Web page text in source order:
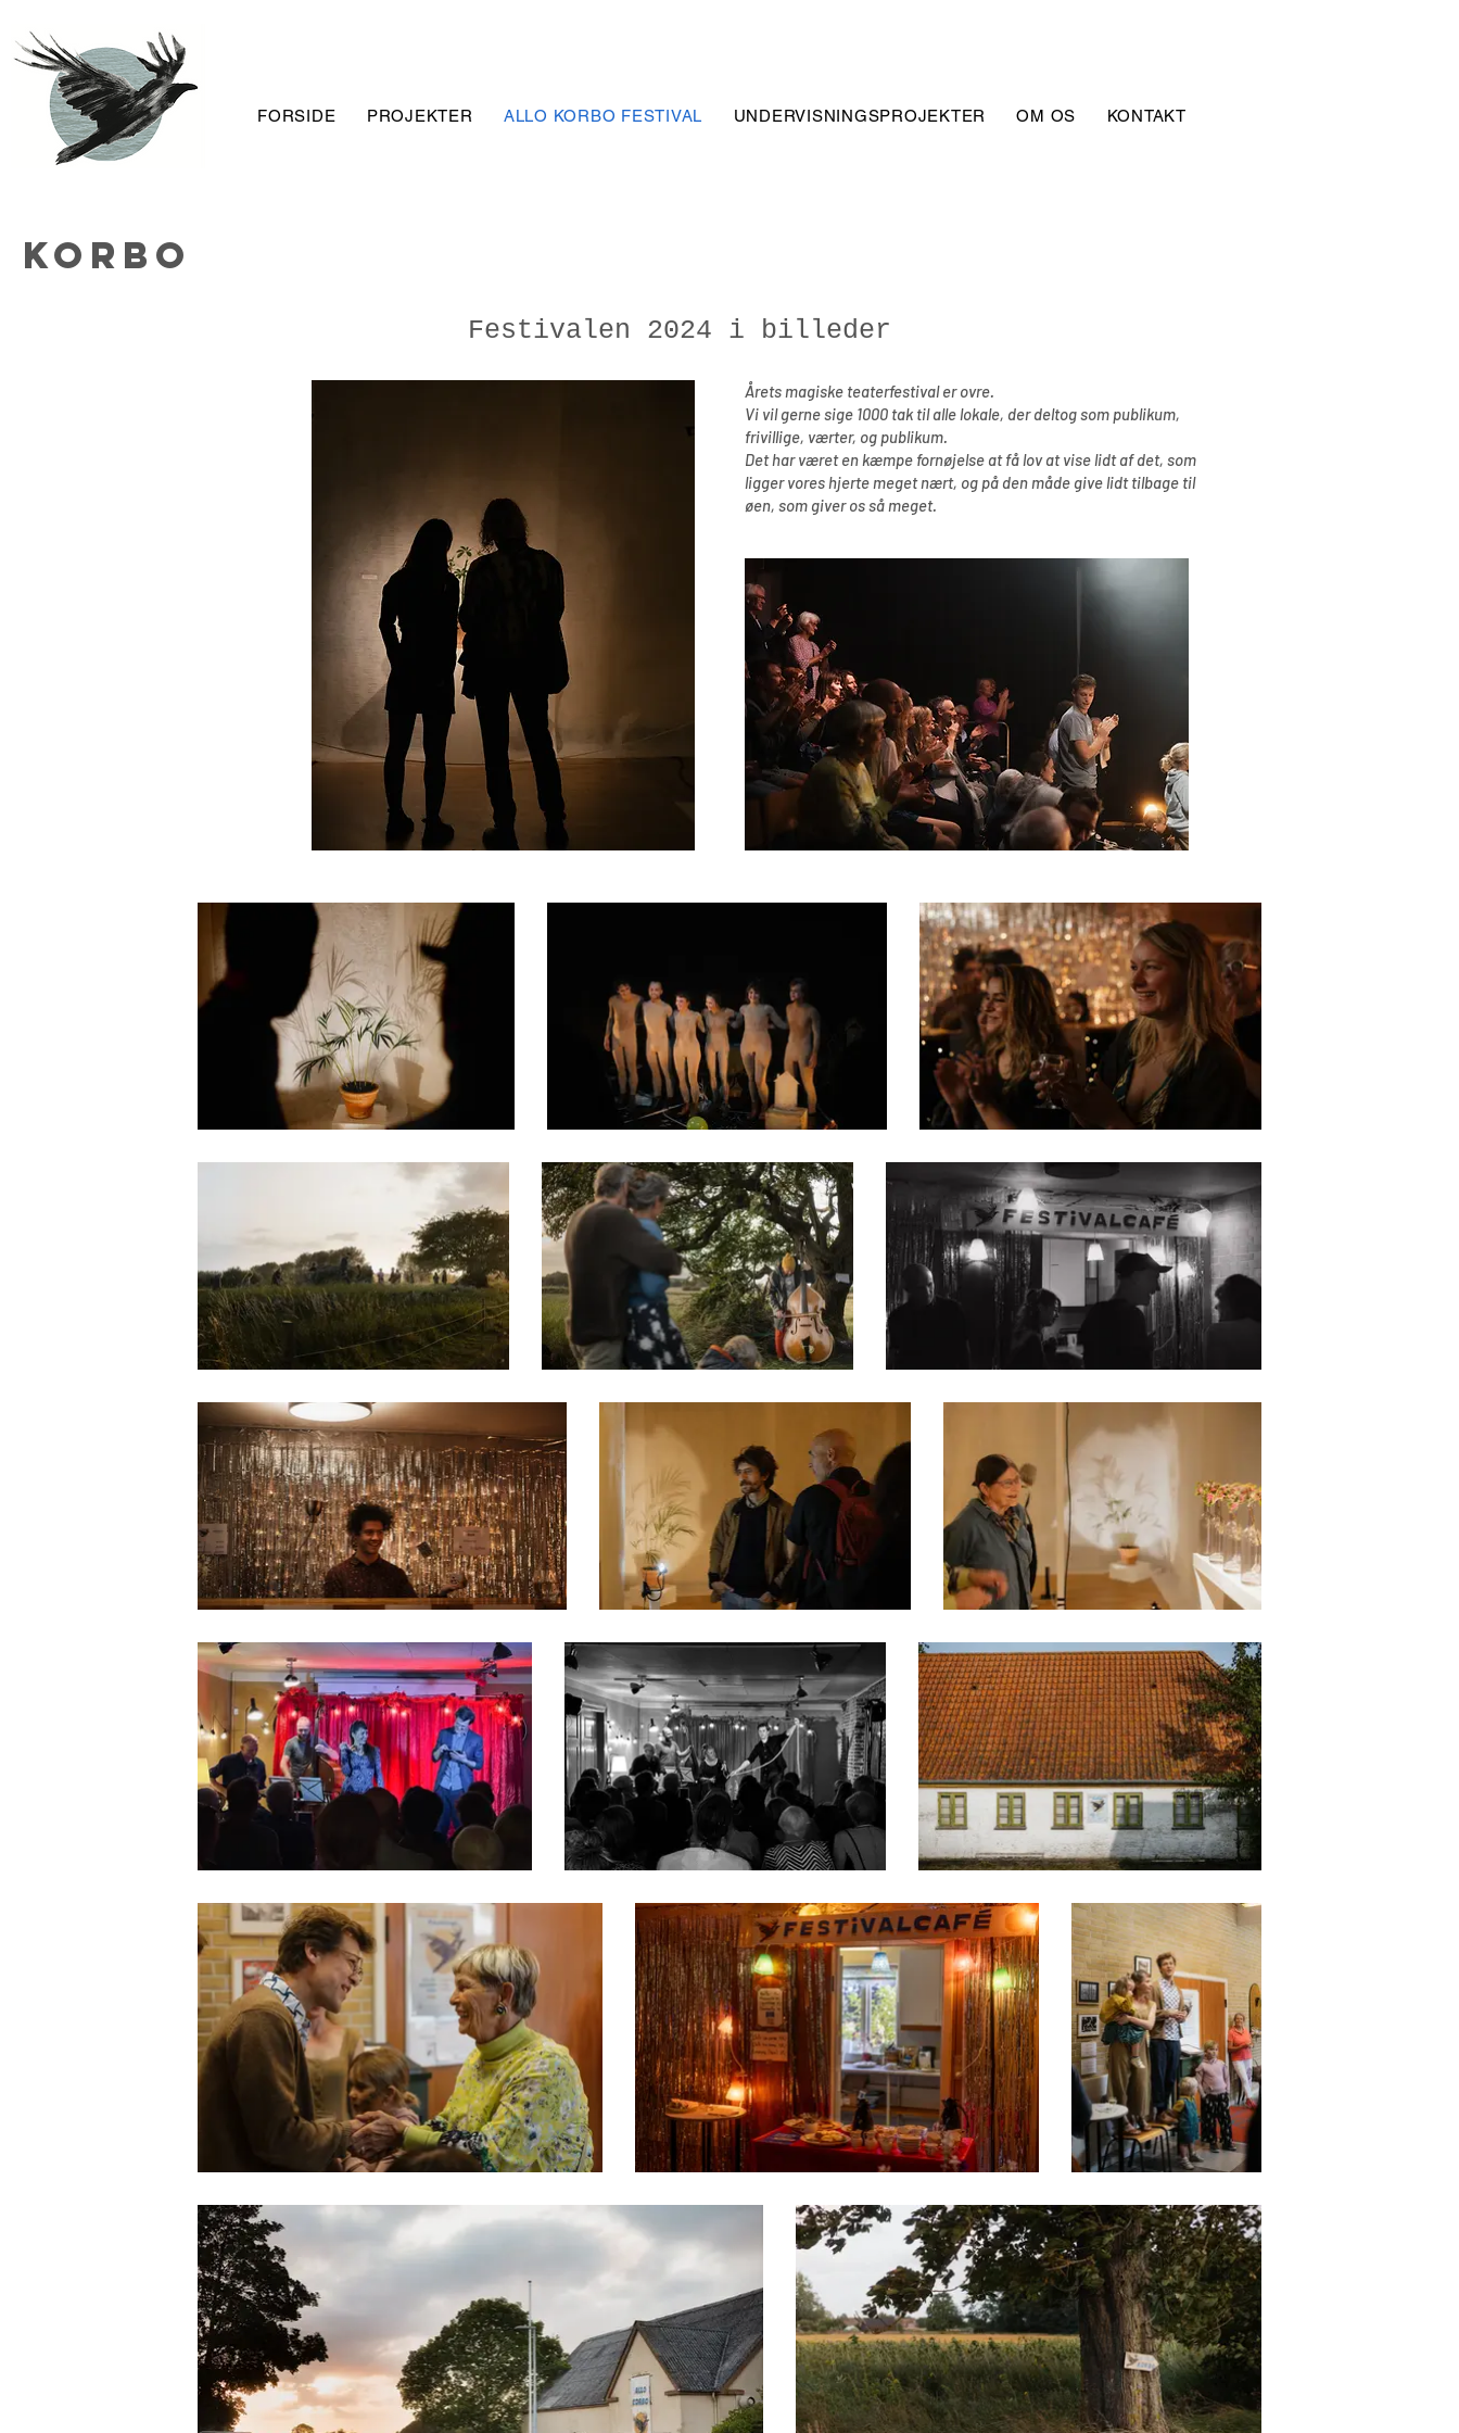
FORSIDE PROJEKTER ALLO KORBO FESTIVAL UNDERVISNINGSPROJEKTER OM OS KONTAKT
Korbo
Festivalen 2024 i billeder
Årets magiske teaterfestival er ovre.
Vi vil gerne sige 1000 tak til alle lokale, der deltog som publikum,
frivillige, værter, og publikum.
Det har været en kæmpe fornøjelse at få lov at vise lidt af det, som
ligger vores hjerte meget nært, og på den måde give lidt tilbage til
øen, som giver os så meget.